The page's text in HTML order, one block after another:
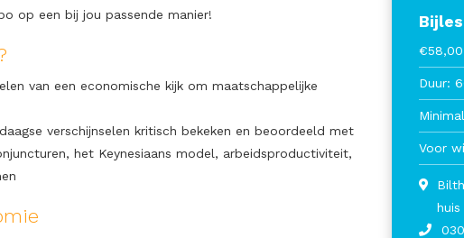
op een bij jou passende manier!
van een economische kijk om maatschappelijke
verschijnselen kritisch bekeken en beoordeeld met
het Keynesiaans model, arbeidsproductiviteit,
Duur:
Voor